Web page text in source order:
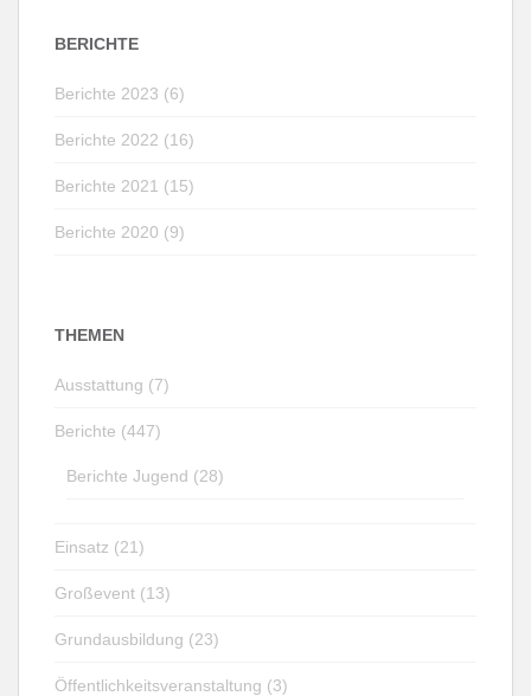
BERICHTE
Berichte 2023 (6)
Berichte 2022 (16)
Berichte 2021 (15)
Berichte 2020 (9)
THEMEN
Ausstattung (7)
Berichte (447)
Berichte Jugend (28)
Einsatz (21)
Großevent (13)
Grundausbildung (23)
Öffentlichkeitsveranstaltung (3)